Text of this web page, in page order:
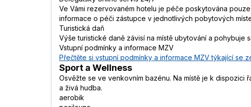
Ve Vámi rezervovaném hotelu je péče poskytována
informace o péči zástupce v jednotlivých pobytových
Turistická daň
Výše turistické daně závisí na místě ubytování a
Vstupní podmínky a informace MZV
Přečtěte si vstupní podmínky a informace MZV týkající se
Sport a Wellness
Osvěžte se ve venkovním bazénu. Na místě je k dispozici
a živá hudba.
aerobik